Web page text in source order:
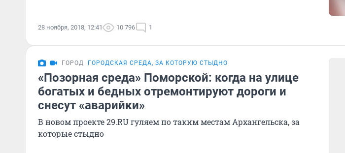
28 ноября, 2018, 12:41 10 796 1
ГОРОД ГОРОДСКАЯ СРЕДА, ЗА КОТОРУЮ СТЫДНО
«Позорная среда» Поморской: когда на улице
богатых и бедных отремонтируют дороги и
снесут «аварийки»
В новом проекте 29.RU гуляем по таким местам Архангельска, за
которые стыдно